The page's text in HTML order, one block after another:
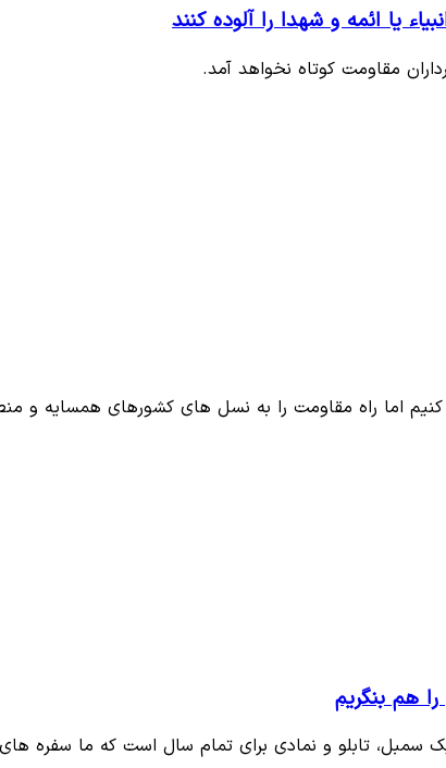
یا ائمه و شهدا را آلوده کنند
مقاومت کوتاه نخواهد آمد.
راه مقاومت را به نسل های کشورهای همسایه و
هم بنگریم
تابلو و نمادی برای تمام سال است که ما سفره